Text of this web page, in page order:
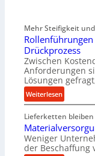
Mehr Steifigkeit
Drückprozess
Zwischen
Anforderungen
Lösungen
Weiterlesen:
R
o
l
l
e
Lieferketten
Weniger
der Beschaffung